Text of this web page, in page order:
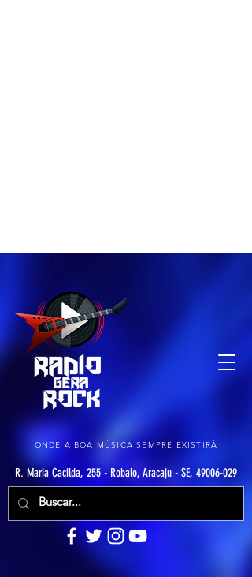
ONDE A BOA MÚSICA SEMPRE EXISTIRÁ
R. Maria Cacilda, 255 - Robalo, Aracaju - SE, 49006-029